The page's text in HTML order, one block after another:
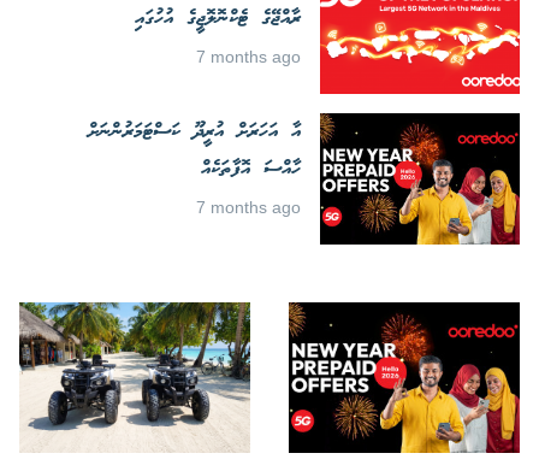
ރާއްޖޭގެ ޓެކްނޮލޮޖީގެ އުހުގައި
7 months ago
އާ އަހަރަށް އުރީދޫ ކަސްޓަމަރުންނަށް
ހާއްސަ އޮފާތަކެއް
7 months ago